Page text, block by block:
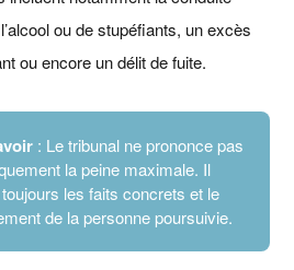
ou de stupéfiants, un excès
ou encore un délit de fuite.
: Le tribunal ne prononce pas
la peine maximale. Il
les faits concrets et le
de la personne poursuivie.